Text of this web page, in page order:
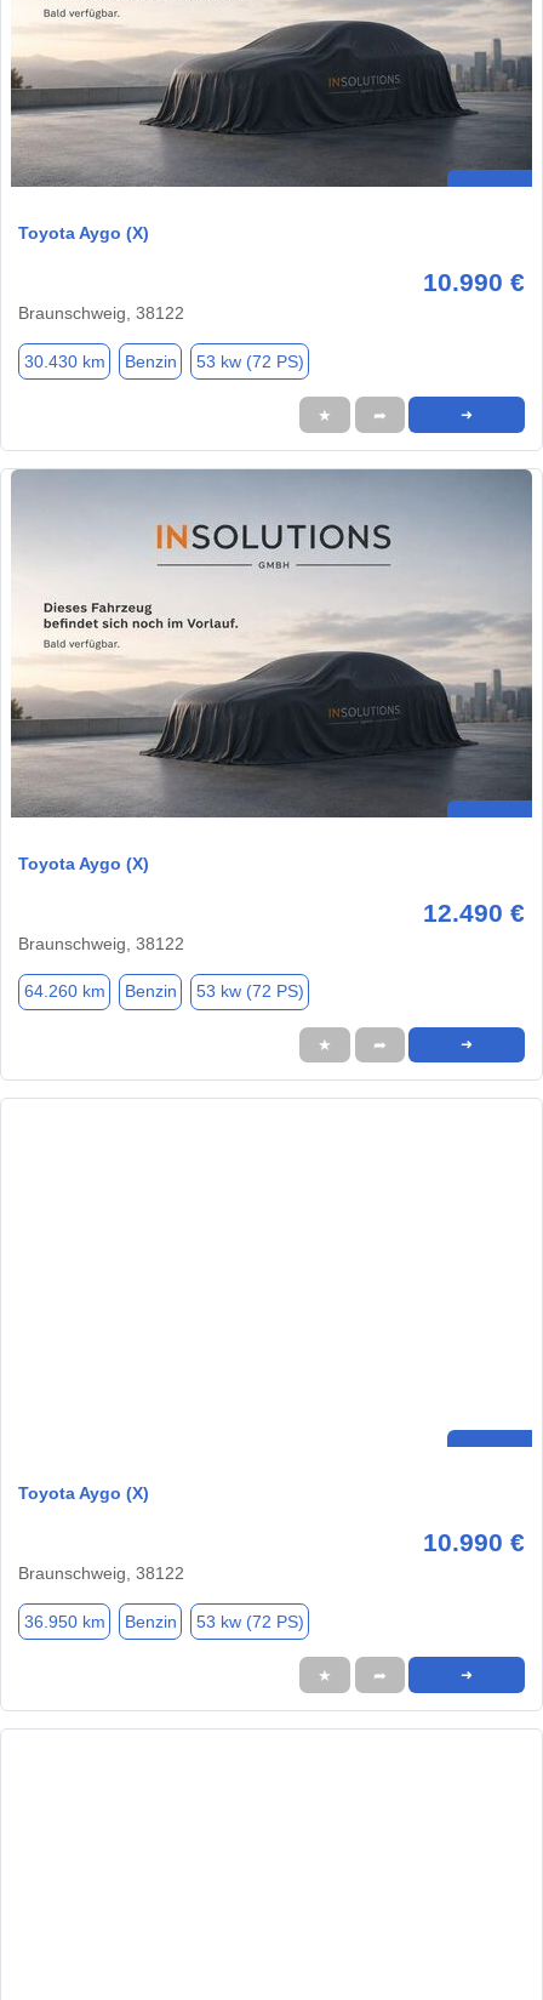
Toyota Aygo (X)
10.990 €
Braunschweig, 38122
30.430 km Benzin 53 kw (72 PS)
★ ➦ ➜
Toyota Aygo (X)
12.490 €
Braunschweig, 38122
64.260 km Benzin 53 kw (72 PS)
★ ➦ ➜
Toyota Aygo (X)
10.990 €
Braunschweig, 38122
36.950 km Benzin 53 kw (72 PS)
★ ➦ ➜